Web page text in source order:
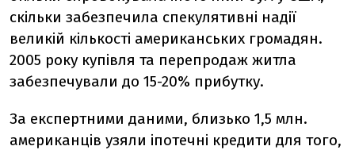
скільки забезпечила спекулятивні надії
великій кількості американських громадян.
2005 року купівля та перепродаж житла
забезпечували до 15-20% прибутку.
За експертними даними, близько 1,5 млн.
американців узяли іпотечні кредити для того,